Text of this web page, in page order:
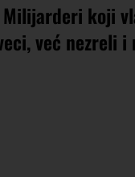
koji
već nezreli